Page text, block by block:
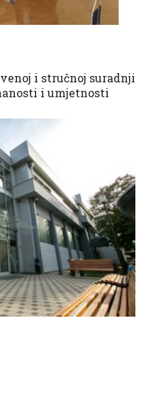
i stručnoj suradnji
i umjetnosti